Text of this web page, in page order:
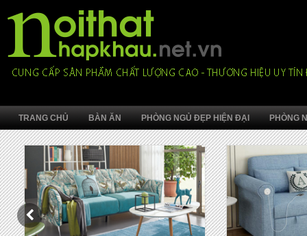
TRANG CHỦ BÀN ĂN PHÒNG NGỦ ĐẸP HIỆN ĐẠI PHÒNG